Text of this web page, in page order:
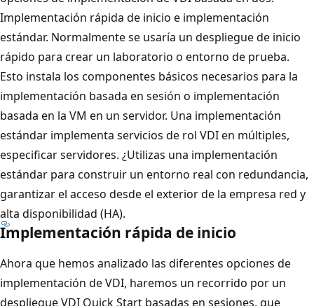
Implementación rápida de inicio e implementación
estándar. Normalmente se usaría un despliegue de inicio
rápido para crear un laboratorio o entorno de prueba.
Esto instala los componentes básicos necesarios para la
implementación basada en sesión o implementación
basada en la VM en un servidor. Una implementación
estándar implementa servicios de rol VDI en múltiples,
especificar servidores. ¿Utilizas una implementación
estándar para construir un entorno real con redundancia,
garantizar el acceso desde el exterior de la empresa red y
alta disponibilidad (HA).
Implementación rápida de inicio
Ahora que hemos analizado las diferentes opciones de
implementación de VDI, haremos un recorrido por un
despliegue VDI Quick Start basadas en sesiones, que